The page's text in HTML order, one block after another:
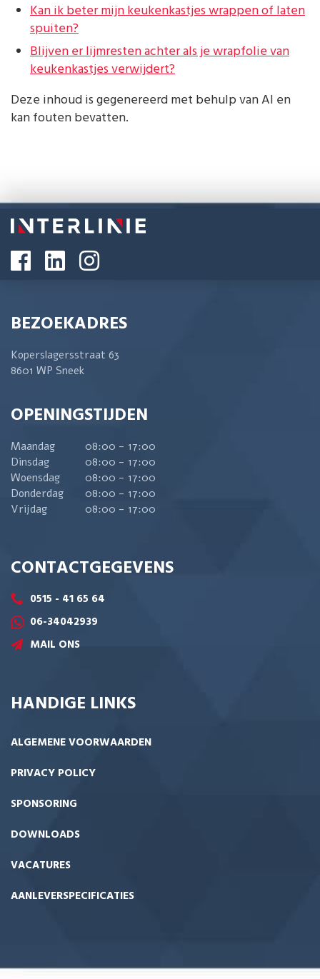
Kan ik beter mijn keukenkastjes wrappen of laten
spuiten?
Blijven er lijmresten achter als je wrapfolie van
keukenkastjes verwijdert?
Deze inhoud is gegenereerd met behulp van AI en
kan fouten bevatten.
BEZOEKADRES
Koperslagersstraat 63
8601 WP Sneek
OPENINGSTIJDEN
Maandag
08:00 - 17:00
Dinsdag
08:00 - 17:00
Woensdag
08:00 - 17:00
Donderdag
08:00 - 17:00
Vrijdag
08:00 - 17:00
CONTACTGEGEVENS
0515 - 41 65 64
06-34042939
MAIL ONS
HANDIGE LINKS
ALGEMENE VOORWAARDEN
PRIVACY POLICY
SPONSORING
DOWNLOADS
VACATURES
AANLEVERSPECIFICATIES